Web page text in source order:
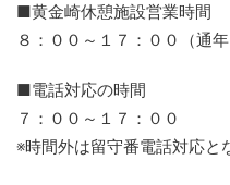
■黄金崎休憩施設営業時間
８：００～１７：００（通年
■電話対応の時間
７：００～１７：００
※時間外は留守番電話対応と